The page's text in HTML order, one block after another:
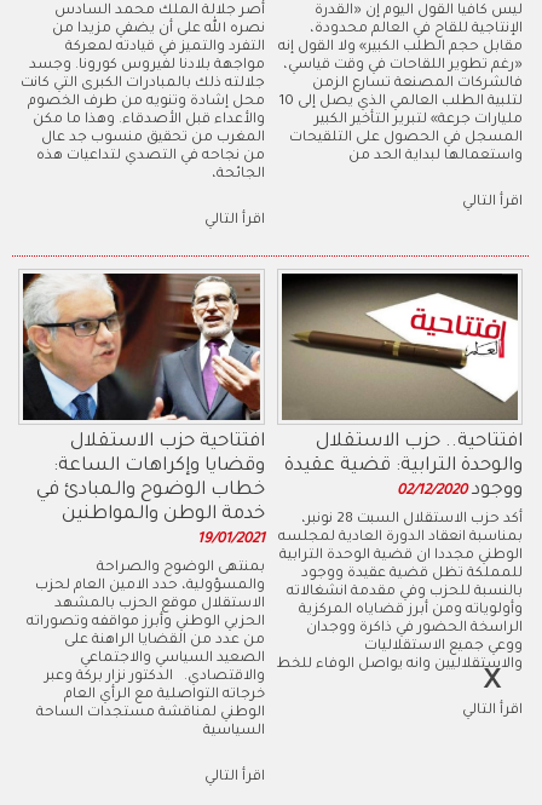
أصر جلالة الملك محمد السادس
نصره الله على أن يضفي مزيدا من
التفرد والتميز في قيادته لمعركة
مواجهة بلادنا لفيروس كورونا. وجسد
جلالته ذلك بالمبادرات الكبرى التي كانت
محل إشادة وتنويه من طرف الخصوم
والأعداء قبل الأصدقاء. وهذا ما مكن
المغرب من تحقيق منسوب جد عال
من نجاحه في التصدي لتداعيات هذه
الجائحة،
اقرأ التالي
ليس كافيا القول اليوم إن «القدرة
الإنتاجية للقاح في العالم محدودة،
مقابل حجم الطلب الكبير» ولا القول إنه
«رغم تطوير اللقاحات في وقت قياسي،
فالشركات المصنعة تسارع الزمن
لتلبية الطلب العالمي الذي يصل إلى 10
مليارات جرعة» لتبرير التأخير الكبير
المسجل في الحصول على التلقيحات
واستعمالها لبداية الحد من
اقرأ التالي
افتتاحية حزب الاستقلال
وقضايا وإكراهات الساعة:
خطاب الوضوح والـمبادئ في
خدمة الوطن والـمواطنين
19/01/2021
بمنتهى الوضوح والصراحة
والمسؤولية، حدد الامين العام لحزب
الاستقلال موقع الحزب بالمشهد
الحزبي الوطني وأبرز مواقفه وتصوراته
من عدد من القضايا الراهنة على
الصعيد السياسي والاجتماعي
والاقتصادي. الدكتور نزار بركة وعبر
خرجاته التواصلية مع الرأي العام
الوطني لمناقشة مستجدات الساحة
السياسية
اقرأ التالي
افتتاحية.. حزب الاستقلال
والوحدة الترابية: قضية عقيدة
ووجود 02/12/2020
أكد حزب الاستقلال السبت 28 نونبر،
بمناسبة انعقاد الدورة العادية لمجلسه
الوطني مجددا ان قضية الوحدة الترابية
للمملكة تظل قضية عقيدة ووجود
بالنسبة للحزب وفي مقدمة انشغالاته
وأولوياته ومن أبرز قضاياه المركزية
الراسخة الحضور في ذاكرة ووجدان
ووعي جميع الاستقلاليات
والاستقلاليين وانه يواصل الوفاء للخط
اقرأ التالي